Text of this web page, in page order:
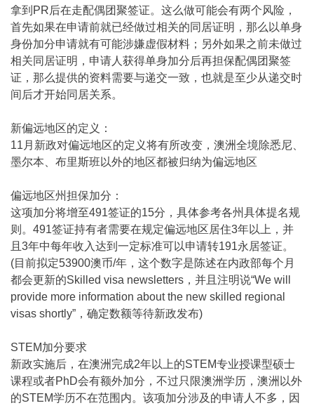
拿到PR后在走配偶团聚签证。这么做可能会有两个风险，
首先如果在申请前就已经做过相关的同居证明，那么以单身
身份加分申请就有可能涉嫌虚假材料；另外如果之前未做过
相关同居证明，申请人获得单身加分后再担保配偶团聚签
证，那么提供的资料需要与递交一致，也就是至少从递交时
间后才开始同居关系。
新偏远地区的定义：
11月新政对偏远地区的定义将有所改变，澳洲全境除悉尼、
墨尔本、布里斯班以外的地区都被归纳为偏远地区
偏远地区州担保加分：
这项加分将增至491签证的15分，具体参考各州具体提名规
则。491签证持有者需要在规定偏远地区居住3年以上，并
且3年中每年收入达到一定标准可以申请转191永居签证。
(目前拟定53900澳币/年，这个数字是陈述在内政部每个月
都会更新的Skilled visa newsletters，并且注明说“We will
provide more information about the new skilled regional
visas shortly”，确定数额等待新政发布)
STEM加分要求
新政实施后，在澳洲完成2年以上的STEM专业授课型硕士
课程或者PhD会有额外加分，不过只限澳洲学历，澳洲以外
的STEM学历不在范围内。该项加分涉及的申请人不多，因